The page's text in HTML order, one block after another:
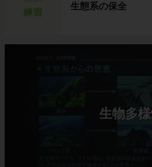
練習
生態系の保全
生物多